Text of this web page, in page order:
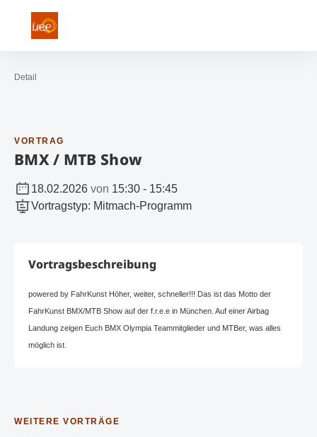
Navigation öffnen
Zur Startseite
Detail
VORTRAG
BMX / MTB Show
18.02.2026 von 15:30 - 15:45
Vortragstyp: Mitmach-Programm
Vortragsbeschreibung
powered by FahrKunst Höher, weiter, schneller!!! Das ist das Motto der
FahrKunst BMX/MTB Show auf der f.r.e.e in München. Auf einer Airbag
Landung zeigen Euch BMX Olympia Teammitglieder und MTBer, was alles
möglich ist.
WEITERE VORTRÄGE